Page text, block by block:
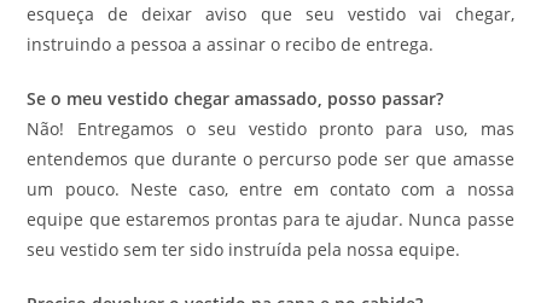
esqueça de deixar aviso que seu vestido vai chegar,
instruindo a pessoa a assinar o recibo de entrega.
Se o meu vestido chegar amassado, posso passar?
Não! Entregamos o seu vestido pronto para uso, mas
entendemos que durante o percurso pode ser que amasse
um pouco. Neste caso, entre em contato com a nossa
equipe que estaremos prontas para te ajudar. Nunca passe
seu vestido sem ter sido instruída pela nossa equipe.